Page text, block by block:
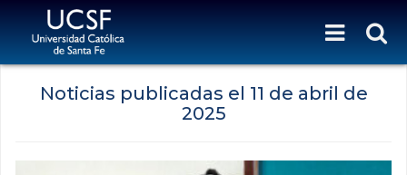
Noticias publicadas el 11 de abril de
2025